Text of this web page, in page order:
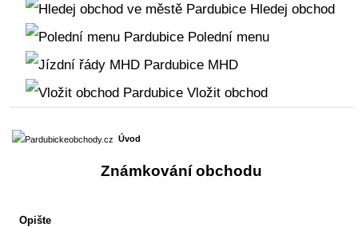
Hledej obchod
Polední menu
MHD
Vložit obchod
Úvod
Známkování obchodu
Opište